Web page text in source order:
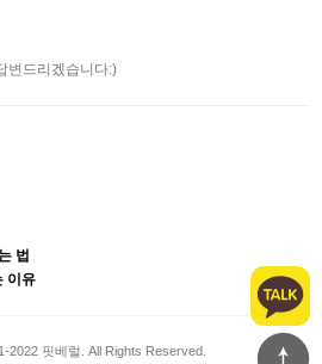
변드리겠습니다:)
법
이유
2022 핏베럴. All Rights Reserved.